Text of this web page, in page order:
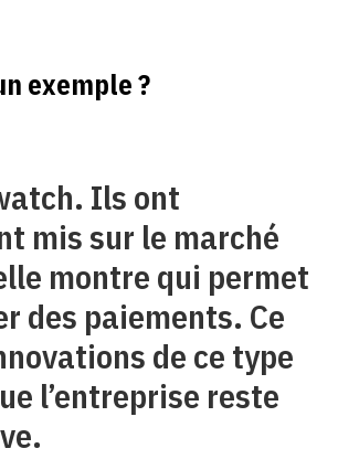
exemple ?
Ils ont
mis sur le marché
montre qui permet
des paiements. Ce
de ce type
l’entreprise reste